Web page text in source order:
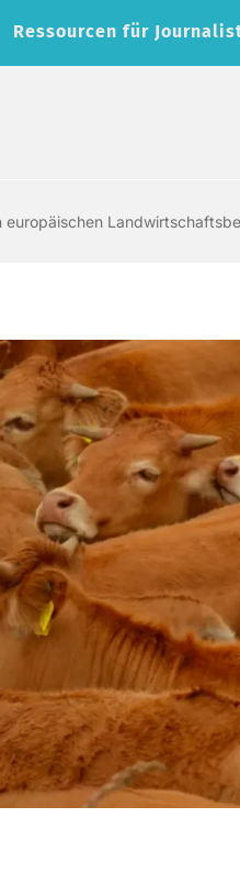
Ressourcen für
europäischen